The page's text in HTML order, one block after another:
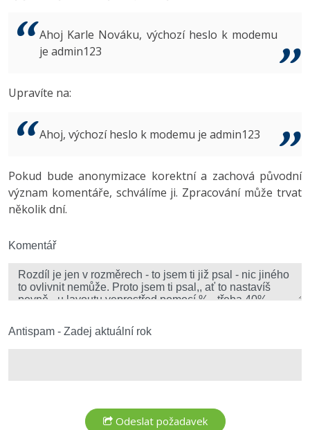
ASP.NET MVC
Best practices
MS-SQL
3D grafik
Copywriter
WordPress specialista
VB.NET
Algoritmy -41%
Umělá inteligence (AI) -10%
Fórum
Copywriting
Windows
Kybernetická bezpečnost
Inkscape
Fórum
Ahoj Karle Nováku, výchozí heslo k modemu
je admin123
Upravíte na:
Ahoj, výchozí heslo k modemu je admin123
Pokud bude anonymizace korektní a zachová původní
význam komentáře, schválíme ji. Zpracování může trvat
několik dní.
Komentář
Antispam - Zadej aktuální rok